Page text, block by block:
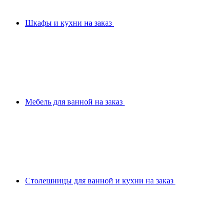
Шкафы и кухни на заказ
Мебель для ванной на заказ
Столешницы для ванной и кухни на заказ